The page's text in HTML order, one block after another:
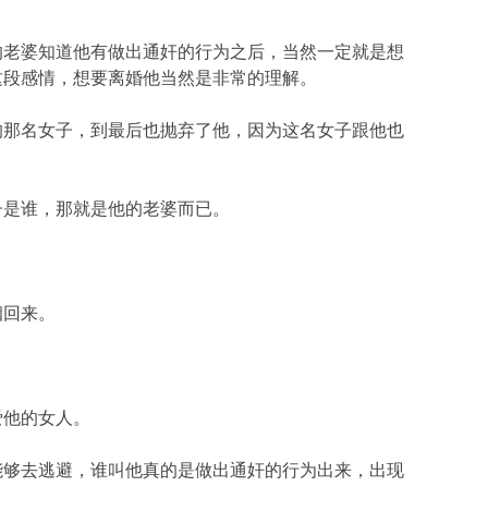
婆知道他有做出通奸的行为之后，当然一定就是想
感情，想要离婚他当然是非常的理解。
名女子，到最后也抛弃了他，因为这名女子跟他也
谁，那就是他的老婆而已。
来。
的女人。
去逃避，谁叫他真的是做出通奸的行为出来，出现